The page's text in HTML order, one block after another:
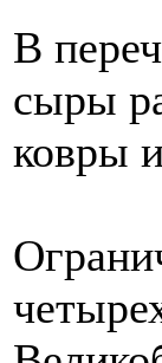
В
сыры
ковры